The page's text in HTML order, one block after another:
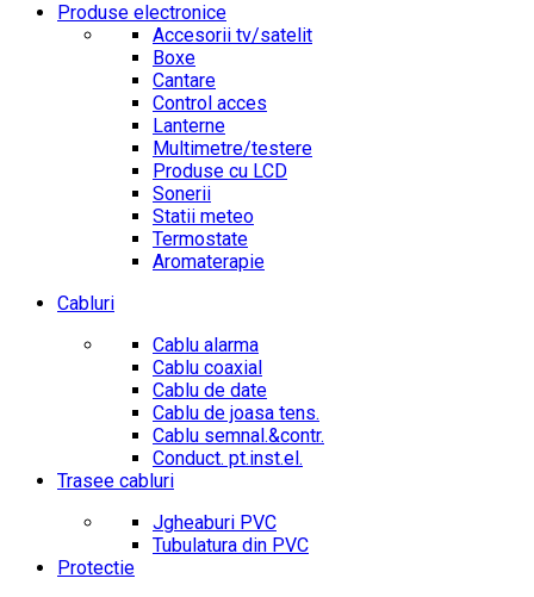
Produse electronice
Accesorii tv/satelit
Boxe
Cantare
Control acces
Lanterne
Multimetre/testere
Produse cu LCD
Sonerii
Statii meteo
Termostate
Aromaterapie
Cabluri
Cablu alarma
Cablu coaxial
Cablu de date
Cablu de joasa tens.
Cablu semnal.&contr.
Conduct. pt.inst.el.
Trasee cabluri
Jgheaburi PVC
Tubulatura din PVC
Protectie